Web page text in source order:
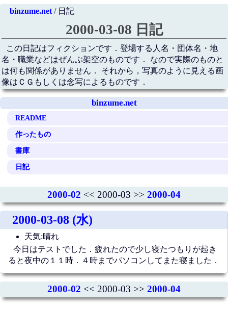
binzume.net/ 日記
2000-03-08 日記
この日記はフィクションです．登場する人名・団体名・地
名・職業などはぜんぶ架空のものです． なので実際のものと
は何も関係がありません． それから，写真のように見える画
像はＣＧもしくは念写によるものです．
binzume.net
README
作ったもの
書庫
日記
2000-02 << 2000-03 >> 2000-04
2000-03-08 (水)
天気:晴れ
今日はテストでした．疲れたので少し寝たつもりが起き
ると夜中の１１時．４時までパソコンしてまた寝ました．
2000-02 << 2000-03 >> 2000-04